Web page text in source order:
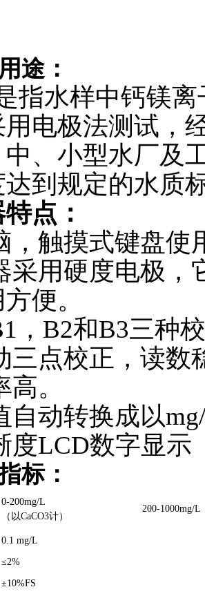
途：
指水样中钙镁
电极法测试，
中、小型水厂及
到规定的水质
点：
，触摸式键盘使
采用硬度电极，
便。
，B2和B3三种
三点校正，读数
。
自动转换成以
度LCD数字显示
标：
0-200mg/L
（以CaCO3计）
200-1000mg/L
0.1 mg/L
≤2%
±10%FS